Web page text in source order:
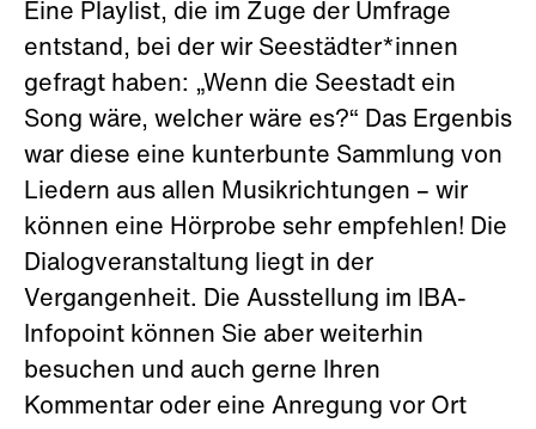
Eine Playlist, die im Zuge der Umfrage
entstand, bei der wir Seestädter*innen
gefragt haben: „Wenn die Seestadt ein
Song wäre, welcher wäre es?“ Das Ergenbis
war diese eine kunterbunte Sammlung von
Liedern aus allen Musikrichtungen – wir
können eine Hörprobe sehr empfehlen! Die
Dialogveranstaltung liegt in der
Vergangenheit. Die Ausstellung im IBA-
Infopoint können Sie aber weiterhin
besuchen und auch gerne Ihren
Kommentar oder eine Anregung vor Ort